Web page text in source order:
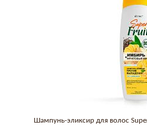
Шампунь-эликсир для волос